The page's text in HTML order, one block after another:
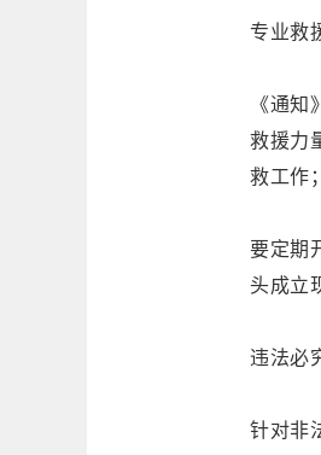
专业救
《通
救援力
救工作
要定期
头成立
违法必
针对非